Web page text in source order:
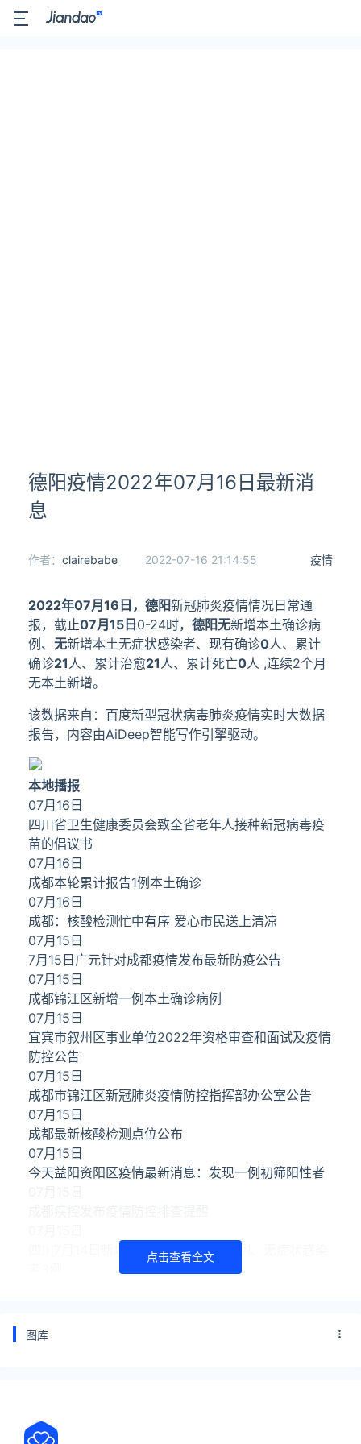
德阳疫情2022年07月16日最新消
息
疫情
作者： clairebabe 2022-07-16 21:14:55
2022年07月16日， 德阳新冠肺炎疫情情况日常通
报，截止07月15日 0-24时， 德阳无新增本土确诊病
例、 无新增本土无症状感染者、现有确诊0人、累计
确诊21人、累计治愈21人、累计死亡0人 ,连续2个月
无本土新增。
该数据来自：百度新型冠状病毒肺炎疫情实时大数据
报告，内容由AiDeep智能写作引擎驱动。
本地播报
07月16日
四川省卫生健康委员会致全省老年人接种新冠病毒疫
苗的倡议书
07月16日
成都本轮累计报告1例本土确诊
07月16日
成都：核酸检测忙中有序 爱心市民送上清凉
07月15日
7月15日广元针对成都疫情发布最新防疫公告
07月15日
成都锦江区新增一例本土确诊病例
07月15日
宜宾市叙州区事业单位2022年资格审查和面试及疫情
防控公告
07月15日
成都市锦江区新冠肺炎疫情防控指挥部办公室公告
07月15日
成都最新核酸检测点位公布
07月15日
今天益阳资阳区疫情最新消息：发现一例初筛阳性者
四川7月14日新增境外输入确诊病例3例、无症状感染
07月14日
07月14日
点击查看全文
图库